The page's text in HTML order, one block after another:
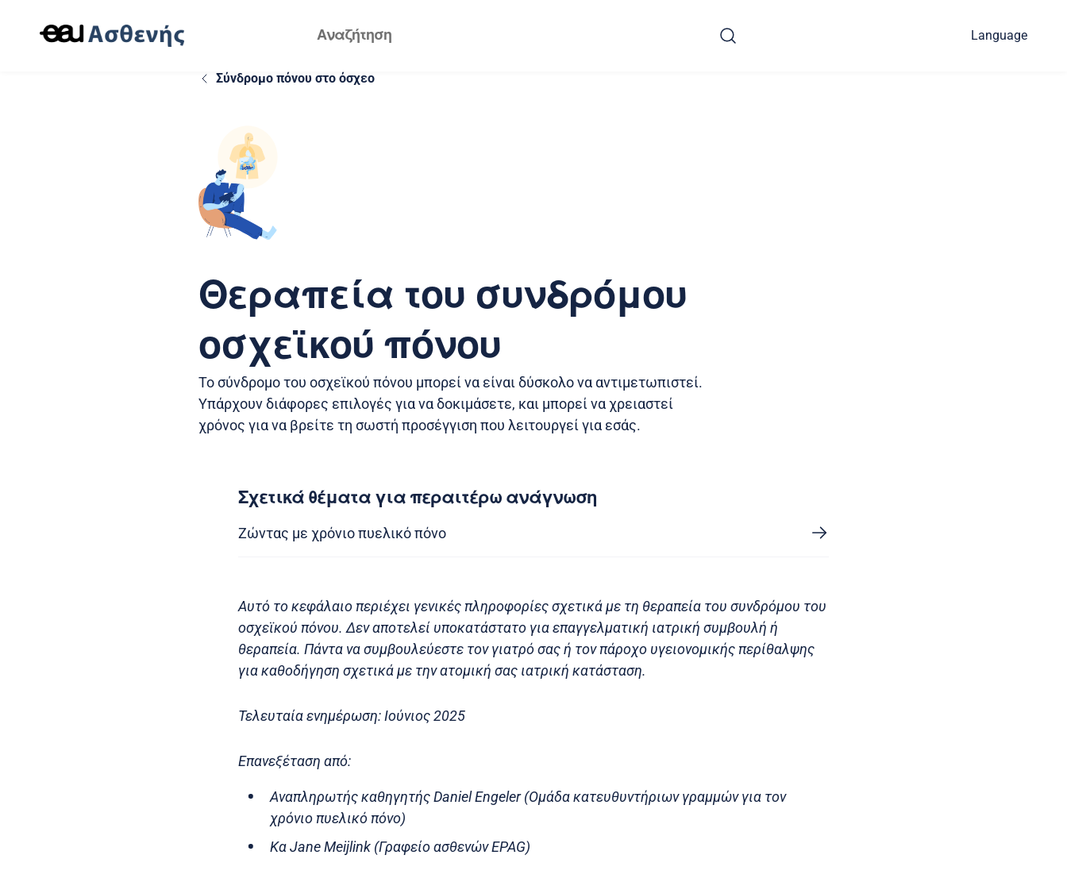
Language
Σύνδρομο πόνου στο όσχεο
Θεραπεία του συνδρόμου
οσχεϊκού πόνου
Το σύνδρομο του οσχεϊκού πόνου μπορεί να είναι δύσκολο να αντιμετωπιστεί.
Υπάρχουν διάφορες επιλογές για να δοκιμάσετε, και μπορεί να χρειαστεί
χρόνος για να βρείτε τη σωστή προσέγγιση που λειτουργεί για εσάς.
Σχετικά θέματα για περαιτέρω ανάγνωση
Ζώντας με χρόνιο πυελικό πόνο
Αυτό το κεφάλαιο περιέχει γενικές πληροφορίες σχετικά με τη θεραπεία του συνδρόμου του
οσχεϊκού πόνου. Δεν αποτελεί υποκατάστατο για επαγγελματική ιατρική συμβουλή ή
θεραπεία. Πάντα να συμβουλεύεστε τον γιατρό σας ή τον πάροχο υγειονομικής περίθαλψης
για καθοδήγηση σχετικά με την ατομική σας ιατρική κατάσταση.
Τελευταία ενημέρωση: Ιούνιος 2025
Επανεξέταση από:
Αναπληρωτής καθηγητής Daniel Engeler (Ομάδα κατευθυντήριων γραμμών για τον
χρόνιο πυελικό πόνο)
Κα Jane Meijlink (Γραφείο ασθενών EPAG)